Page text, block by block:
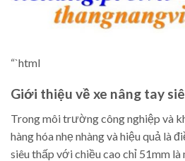
“`html
Giới thiệu về xe nâng tay
Trong môi trường công nghiệp và
hàng hóa nhẹ nhàng và hiệu quả là
siêu thấp với chiều cao chỉ 51mm